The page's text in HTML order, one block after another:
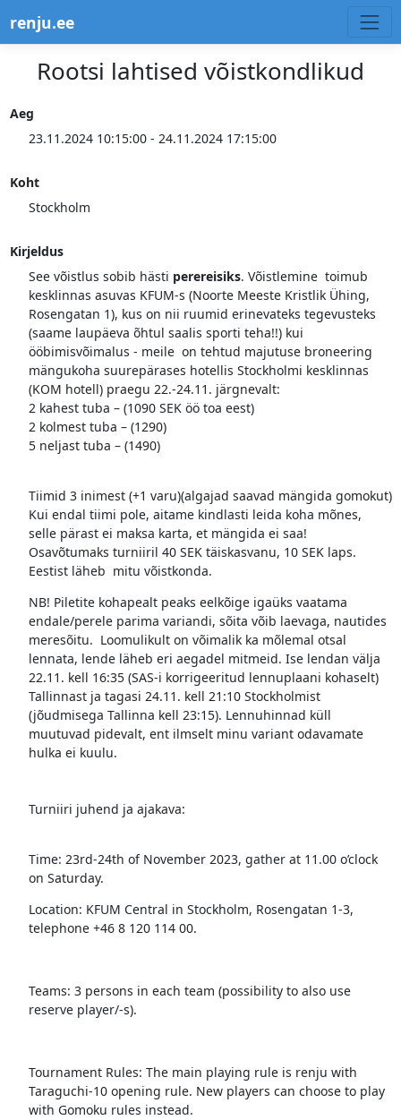
renju.ee
Rootsi lahtised võistkondlikud
Aeg
23.11.2024 10:15:00 - 24.11.2024 17:15:00
Koht
Stockholm
Kirjeldus
See võistlus sobib hästi perereisiks. Võistlemine toimub
kesklinnas asuvas KFUM-s (Noorte Meeste Kristlik Ühing,
Rosengatan 1), kus on nii ruumid erinevateks tegevusteks
(saame laupäeva õhtul saalis sporti teha!!) kui
ööbimisvõimalus - meile on tehtud majutuse broneering
mängukoha suurepärases hotellis Stockholmi kesklinnas
(KOM hotell) praegu 22.-24.11. järgnevalt:
2 kahest tuba – (1090 SEK öö toa eest)
2 kolmest tuba – (1290)
5 neljast tuba – (1490)
Tiimid 3 inimest (+1 varu)(algajad saavad mängida gomokut)
Kui endal tiimi pole, aitame kindlasti leida koha mõnes,
selle pärast ei maksa karta, et mängida ei saa!
Osavõtumaks turniiril 40 SEK täiskasvanu, 10 SEK laps.
Eestist läheb mitu võistkonda.
NB! Piletite kohapealt peaks eelkõige igaüks vaatama
endale/perele parima variandi, sõita võib laevaga, nautides
meresõitu. Loomulikult on võimalik ka mõlemal otsal
lennata, lende läheb eri aegadel mitmeid. Ise lendan välja
22.11. kell 16:35 (SAS-i korrigeeritud lennuplaani kohaselt)
Tallinnast ja tagasi 24.11. kell 21:10 Stockholmist
(jõudmisega Tallinna kell 23:15). Lennuhinnad küll
muutuvad pidevalt, ent ilmselt minu variant odavamate
hulka ei kuulu.
Turniiri juhend ja ajakava:
Time: 23rd-24th of November 2023, gather at 11.00 o’clock
on Saturday.
Location: KFUM Central in Stockholm, Rosengatan 1-3,
telephone +46 8 120 114 00.
Teams: 3 persons in each team (possibility to also use
reserve player/-s).
Tournament Rules: The main playing rule is renju with
Taraguchi-10 opening rule. New players can choose to play
with Gomoku rules instead.